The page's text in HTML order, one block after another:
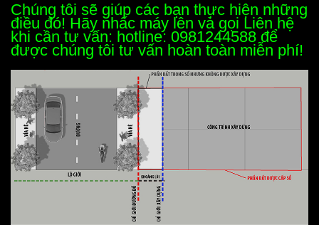
Chúng tôi sẽ giúp các bạn thực hiện những
điều đó! Hãy nhấc máy lên và gọi Liên hệ
khi cần tư vấn: hotline: 0981244588 để
được chúng tôi tư vấn hoàn toàn miễn phí!